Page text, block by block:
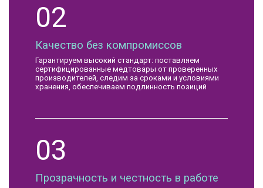
02
Качество без компромиссов
Гарантируем высокий стандарт: поставляем
сертифицированные медтовары от проверенных
производителей, следим за сроками и условиями
хранения, обеспечиваем подлинность позиций
03
Прозрачность и честность в работе